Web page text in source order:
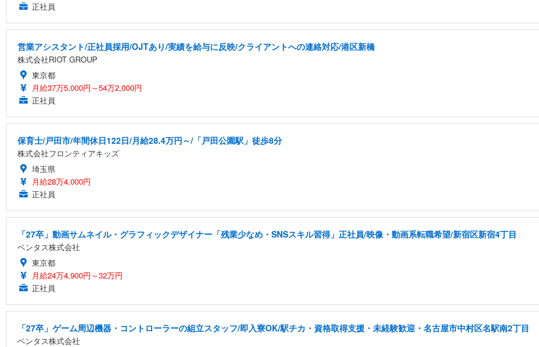
正社員
営業アシスタント/正社員採用/OJTあり/実績を給与に反映/クライアントへの連絡対応/港区新橋
株式会社RIOT GROUP
東京都
月給37万5,000円～54万2,000円
正社員
保育士/戸田市/年間休日122日/月給28.4万円～/「戸田公園駅」徒歩8分
株式会社フロンティアキッズ
埼玉県
月給28万4,000円
正社員
「27卒」動画サムネイル・グラフィックデザイナー「残業少なめ・SNSスキル習得」正社員/映像・動画系転職希望/新宿区新宿4丁目
ベンタス株式会社
東京都
月給24万4,900円～32万円
正社員
「27卒」ゲーム周辺機器・コントローラーの組立スタッフ/即入寮OK/駅チカ・資格取得支援・未経験歓迎・名古屋市中村区名駅南2丁目
ベンタス株式会社